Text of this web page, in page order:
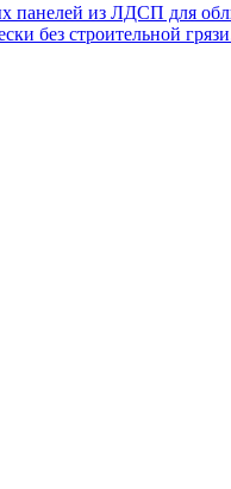
панелей из ЛДСП для
без строительной